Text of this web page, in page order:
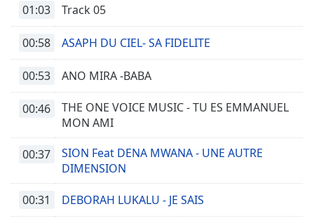
01:03 Track 05
00:58 ASAPH DU CIEL- SA FIDELITE
00:53 ANO MIRA -BABA
00:46
THE ONE VOICE MUSIC - TU ES EMMANUEL
MON AMI
00:37
SION Feat DENA MWANA - UNE AUTRE
DIMENSION
00:31 DEBORAH LUKALU - JE SAIS